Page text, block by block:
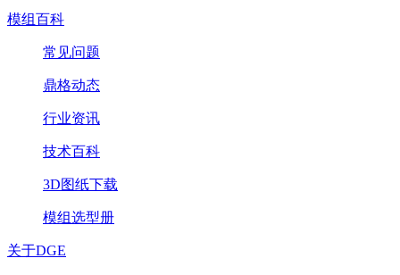
模组百科
常见问题
鼎格动态
行业资讯
技术百科
3D图纸下载
模组选型册
关于DGE